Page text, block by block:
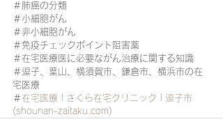
＃肺癌の分類
＃小細胞がん
＃非小細胞がん
＃免疫チェックポイント阻害薬
＃在宅医療医に必要ながん治療に関する知識
＃逗子、葉山、横須賀市、鎌倉市、横浜市の在
宅医療
＃ 在宅医療 | さくら在宅クリニック | 逗子市
(shounan-zaitaku.com)